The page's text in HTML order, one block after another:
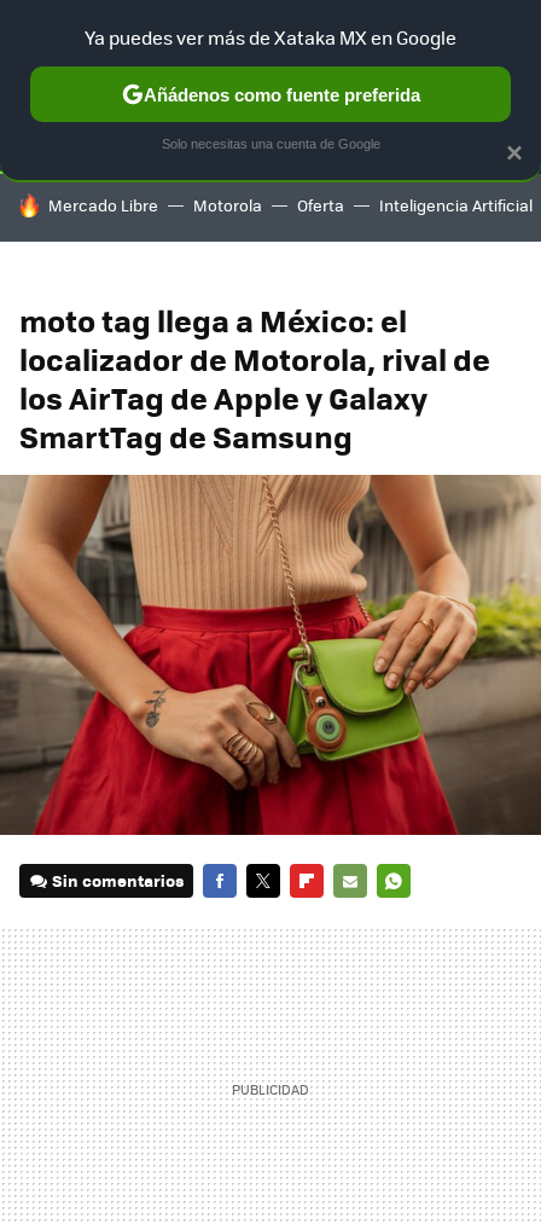
SELECCIÓN GAMING HOME AUTO TERRITORIO
HOY SE HABLA DE
Mercado Libre Motorola Oferta Inteligencia Artificial
moto tag llega a México: el
localizador de Motorola, rival de
los AirTag de Apple y Galaxy
SmartTag de Samsung
Sin comentarios
MAIL
×
Ya puedes ver más de Xataka MX en Google
Añádenos como fuente preferida
Solo necesitas una cuenta de Google